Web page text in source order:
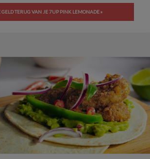
GELD TERUG VAN JE 7UP PINK LEMONADE »